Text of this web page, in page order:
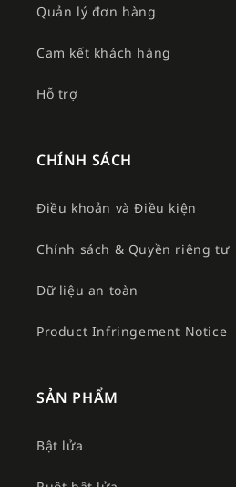
Quản lý đơn hàng
Cam kết khách hàng
Hỗ trợ
CHÍNH SÁCH
Điều khoản và Điều kiện
Chính sách & Quyền riêng tư
Dữ liệu an toàn
Product Infringement Notice
SẢN PHẨM
Bật lửa